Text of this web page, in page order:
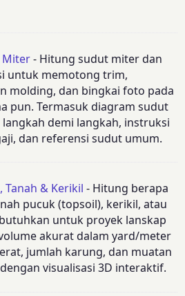
Miter- Hitung sudut miter dan
untuk memotong trim,
molding, dan bingkai foto pada
pun. Termasuk diagram sudut
demi langkah, instruksi
dan referensi sudut umum.
Tanah & Kerikil - Hitung berapa
pucuk (topsoil), kerikil, atau
untuk proyek lanskap
akurat dalam yard/meter
jumlah karung, dan muatan
visualisasi 3D interaktif.